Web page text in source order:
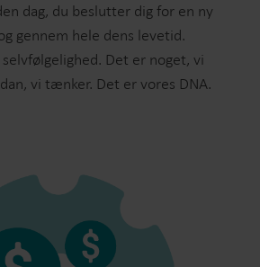
dag, du beslutter dig for en ny
gennem hele dens levetid.
Det er noget, vi
vi tænker. Det er vores DNA.